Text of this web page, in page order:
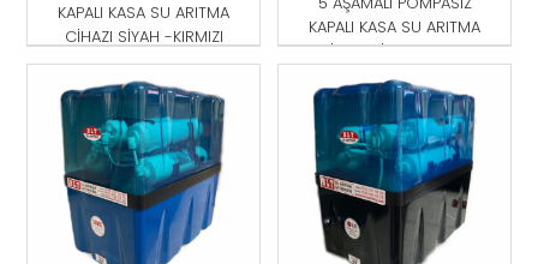
KAPALI KASA SU ARITMA
CİHAZI SİYAH -KIRMIZI
KAPALI KASA SU ARITMA
CİHAZI SİYAH-KIRMIZI